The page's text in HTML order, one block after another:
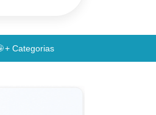
+ Categorias